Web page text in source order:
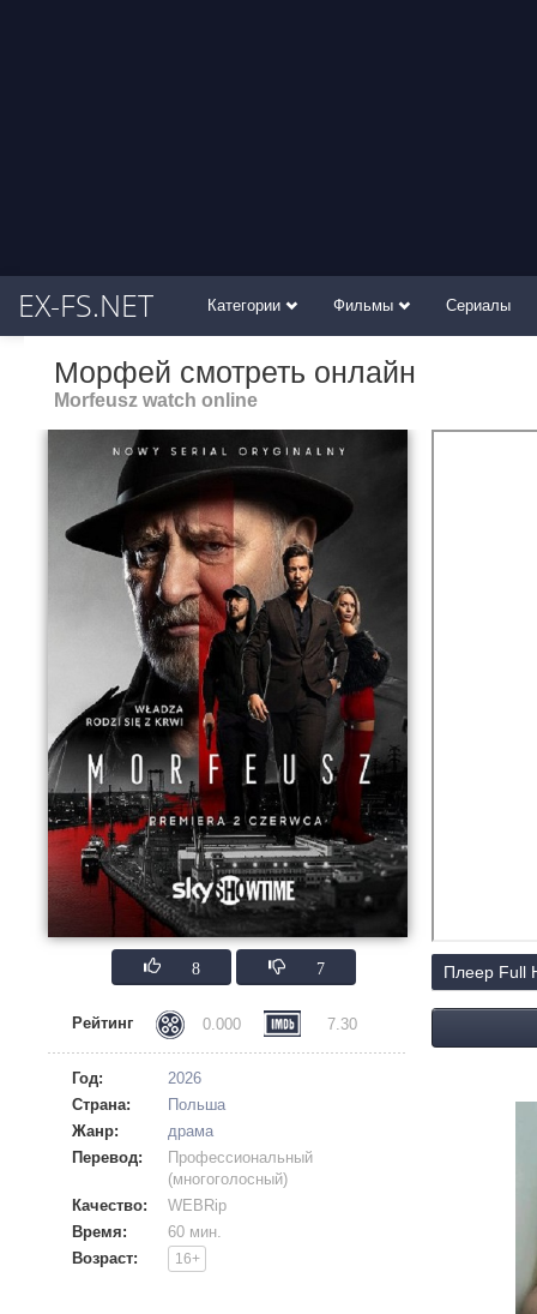
EX-FS.NET Категории Фильмы Сериалы
Морфей смотреть онлайн
Morfeusz watch online
8 7
Рейтинг 0.000 7.30
Год:
2026
Страна:
Польша
Жанр:
драма
Перевод:
Профессиональный
(многоголосный)
Качество:
WEBRip
Время:
60 мин.
Возраст:
16+
Плеер Full